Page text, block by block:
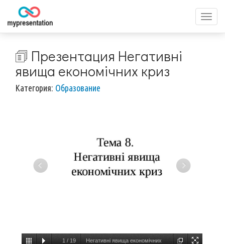
меню
🗊 Презентация Негативні
явища економічних криз
Категория: Образование
1 / 19 Негативні явища економічних